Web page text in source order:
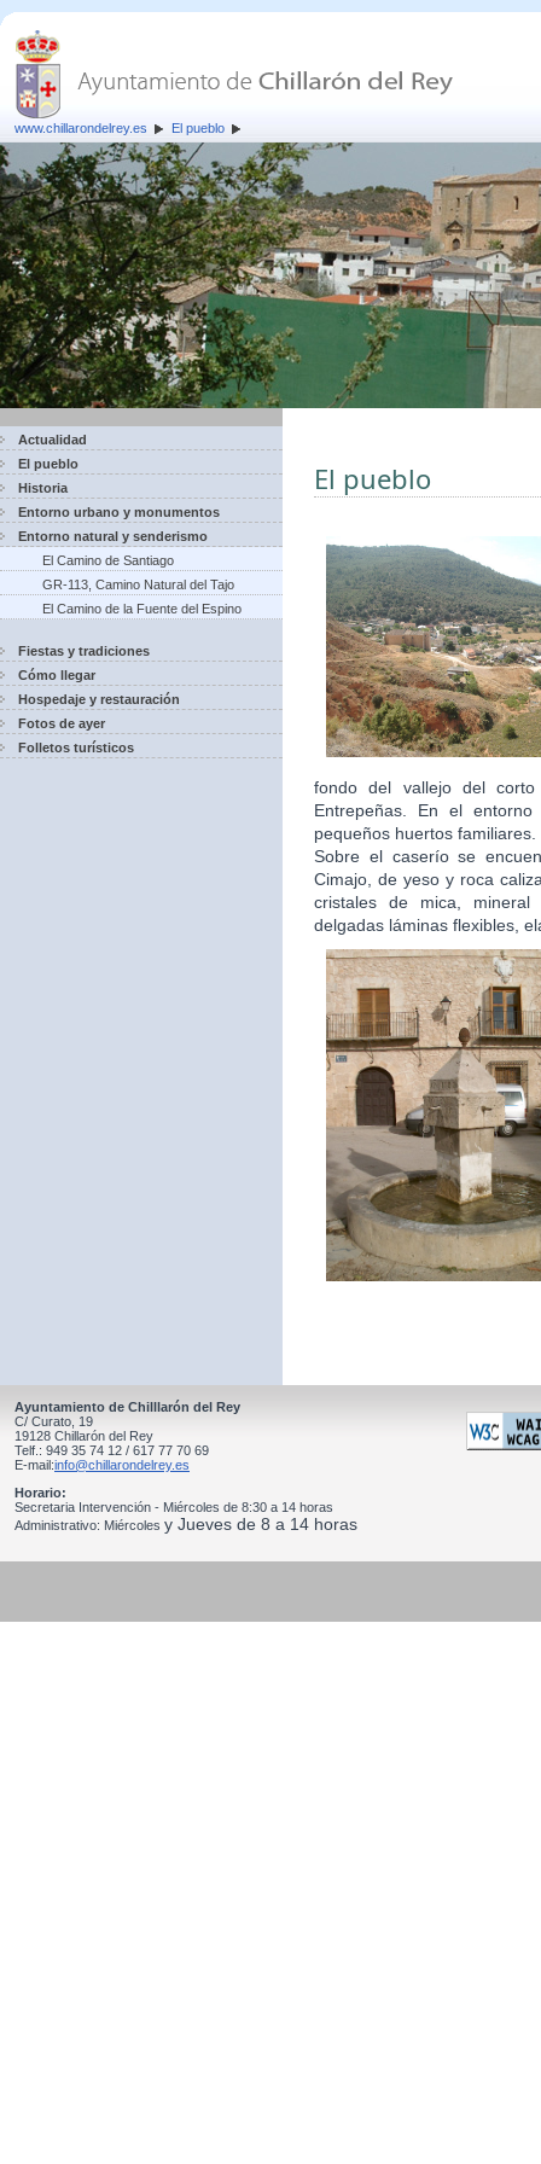
www.chillarondelrey.es El pueblo
Actualidad
El pueblo
Historia
Entorno urbano y monumentos
Entorno natural y senderismo
El Camino de Santiago
GR-113, Camino Natural del Tajo
El Camino de la Fuente del Espino
Fiestas y tradiciones
Cómo llegar
Hospedaje y restauración
Fotos de ayer
Folletos turísticos
El pueblo
fondo del vallejo del
Entrepeñas. En el
pequeños huertos familiares.
Sobre el caserío se
Cimajo, de yeso y roca
cristales de mica,
delgadas láminas flexibles,
Ayuntamiento de Chilllarón del Rey
C/ Curato, 19
19128 Chillarón del Rey
Telf.: 949 35 74 12 / 617 77 70 69
E-mail:info@chillarondelrey.es
Horario:
Secretaria Intervención - Miércoles de 8:30 a 14 horas
Administrativo: Miércoles y Jueves de 8 a 14 horas